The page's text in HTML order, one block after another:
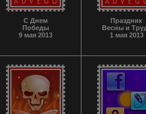
С Днем
Победы
9 мая 2013
Праздник
Весны и
1 мая 2013